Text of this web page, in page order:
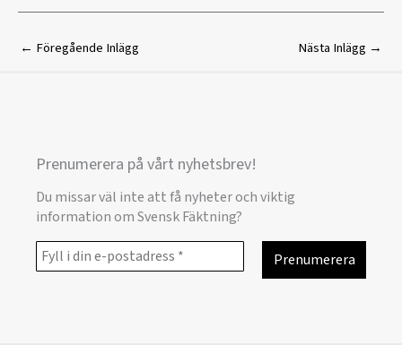
← Föregående Inlägg Nästa Inlägg →
Prenumerera på vårt nyhetsbrev!
Du missar väl inte att få nyheter och viktig
information om Svensk Fäktning?